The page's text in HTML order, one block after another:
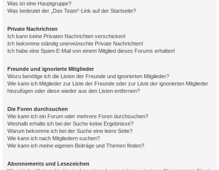
Was ist eine Hauptgruppe?
Was bedeutet der „Das Team“-Link auf der Startseite?
Private Nachrichten
Ich kann keine Privaten Nachrichten verschicken!
Ich bekomme ständig unerwünschte Private Nachrichten!
Ich habe eine Spam-E-Mail von einem Mitglied dieses Forums erhalten!
Freunde und ignorierte Mitglieder
Wozu benötige ich die Listen der Freunde und ignorierten Mitglieder?
Wie kann ich Mitglieder zur Liste der Freunde oder zur Liste der ignorierten Mitglieder
hinzufügen oder diese wieder aus den Listen entfernen?
Die Foren durchsuchen
Wie kann ich ein Forum oder mehrere Foren durchsuchen?
Weshalb erhalte ich bei der Suche keine Ergebnisse?
Warum bekomme ich bei der Suche eine leere Seite?
Wie kann ich nach Mitgliedern suchen?
Wie kann ich meine eigenen Beiträge und Themen finden?
Abonnements und Lesezeichen